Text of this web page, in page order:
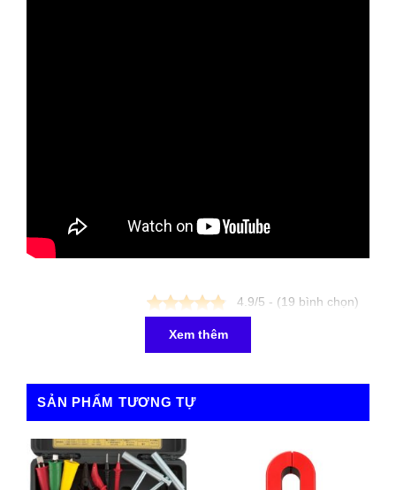
4.9/5 - (19 bình chọn)
Xem thêm
SẢN PHẨM TƯƠNG TỰ